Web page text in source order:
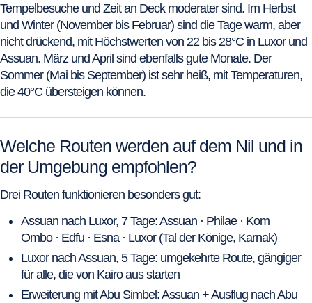
Tempelbesuche und Zeit an Deck moderater sind. Im Herbst
und Winter (November bis Februar) sind die Tage warm, aber
nicht drückend, mit Höchstwerten von 22 bis 28°C in Luxor und
Assuan. März und April sind ebenfalls gute Monate. Der
Sommer (Mai bis September) ist sehr heiß, mit Temperaturen,
die 40°C übersteigen können.
Welche Routen werden auf dem Nil und in
der Umgebung empfohlen?
Drei Routen funktionieren besonders gut:
Assuan nach Luxor, 7 Tage: Assuan · Philae · Kom
Ombo · Edfu · Esna · Luxor (Tal der Könige, Karnak)
Luxor nach Assuan, 5 Tage: umgekehrte Route, gängiger
für alle, die von Kairo aus starten
Erweiterung mit Abu Simbel: Assuan + Ausflug nach Abu